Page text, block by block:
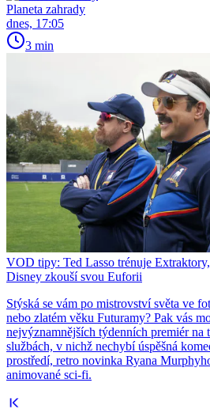
Planeta zahrady
dnes, 17:05
3 min
VOD tipy: Ted Lasso trénuje
Disney zkouší svou Euforii
Stýská se vám po mistrovství světa ve
nebo zlatém věku Futuramy? Pak vás
nejvýznamnějších týdenních premiér na
službách, v nichž nechybí úspěšná
prostředí, retro novinka Ryana
animované sci-fi.